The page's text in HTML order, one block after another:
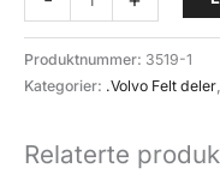
(033-
002)
Volvo
antall
Produktnummer: 3519-1
Kategorier: .Volvo Felt deler
Relaterte